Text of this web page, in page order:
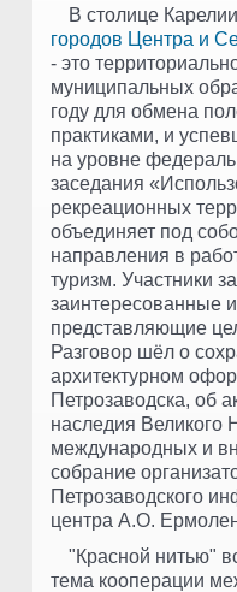
В столице
городов Центра и
- это
муниципальных
году для обмена
практиками, и
на уровне
заседания
рекреационных
объединяет под
направления в
туризм. Участники
заинтересованные
представляющие
Разговор шёл о
архитектурном
Петрозаводска, об
наследия Великого
международных и
собрание
Петрозаводского
центра А.О.
"Красной нитью"
тема кооперации